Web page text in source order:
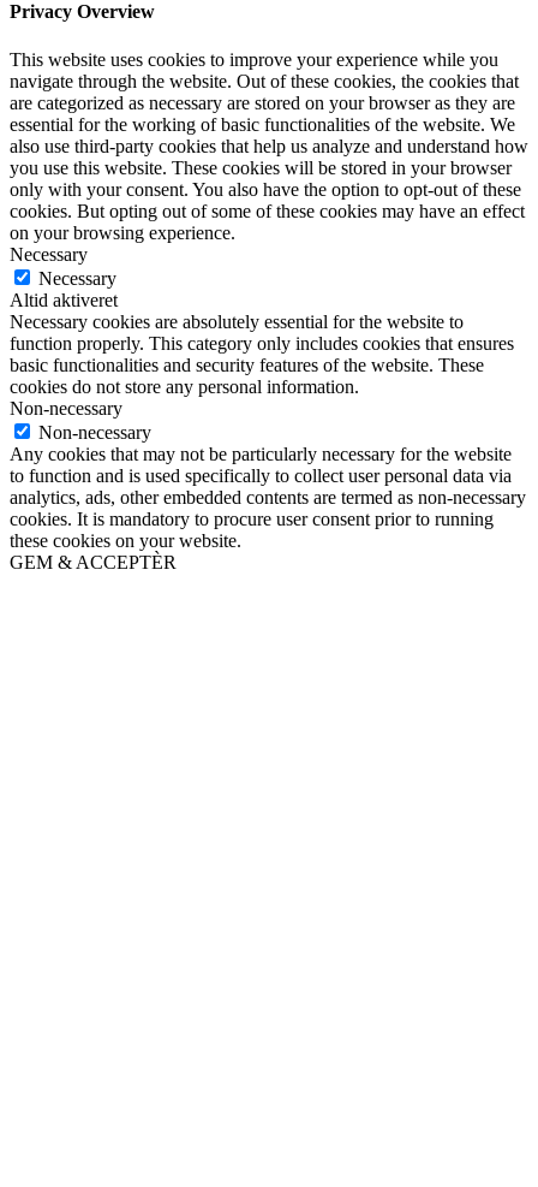
Privacy Overview
This website uses cookies to improve your experience while you
navigate through the website. Out of these cookies, the cookies that
are categorized as necessary are stored on your browser as they are
essential for the working of basic functionalities of the website. We
also use third-party cookies that help us analyze and understand how
you use this website. These cookies will be stored in your browser
only with your consent. You also have the option to opt-out of these
cookies. But opting out of some of these cookies may have an effect
on your browsing experience.
Necessary
Necessary
Altid aktiveret
Necessary cookies are absolutely essential for the website to
function properly. This category only includes cookies that ensures
basic functionalities and security features of the website. These
cookies do not store any personal information.
Non-necessary
Non-necessary
Any cookies that may not be particularly necessary for the website
to function and is used specifically to collect user personal data via
analytics, ads, other embedded contents are termed as non-necessary
cookies. It is mandatory to procure user consent prior to running
these cookies on your website.
GEM & ACCEPTÈR